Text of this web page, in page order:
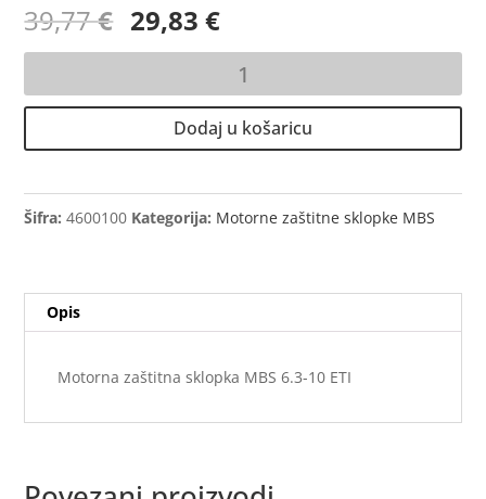
39,77€ Izvorna
cijena
je:
39,77 €.
29,83€Trenutna
cijena
je:
29,83 €.
sklopka
10
ETI
Dodaj u košaricu
Šifra:4600100 Kategorija: Motorne zaštitne sklopke MBS
Opis
Motorna zaštitna sklopka MBS 6.3-10 ETI